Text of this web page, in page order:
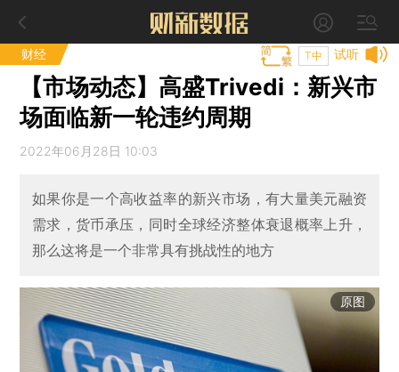
财经 试听
T中
【市场动态】高盛Trivedi：新兴市
场面临新一轮违约周期
2022年06月28日 10:03
如果你是一个高收益率的新兴市场，有大量美元融资
需求，货币承压，同时全球经济整体衰退概率上升，
那么这将是一个非常具有挑战性的地方
原图